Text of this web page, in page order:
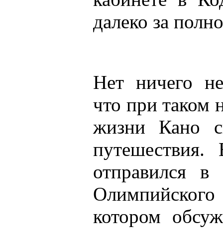
далеко за
Нет ничего
что при таком
жизни Кано
отправился в
котором